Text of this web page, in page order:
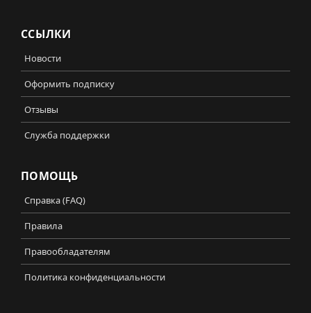
ССЫЛКИ
Новости
Оформить подписку
Отзывы
Служба поддержки
ПОМОЩЬ
Справка (FAQ)
Правила
Правообладателям
Политика конфиденциальности